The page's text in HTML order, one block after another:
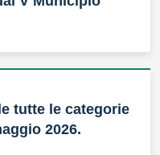
tutte le categorie
2026.